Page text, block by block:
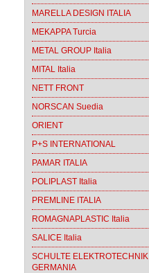
MARELLA DESIGN ITALIA
MEKAPPA Turcia
METAL GROUP Italia
MITAL Italia
NETT FRONT
NORSCAN Suedia
ORIENT
P+S INTERNATIONAL
PAMAR ITALIA
POLIPLAST Italia
PREMLINE ITALIA
ROMAGNAPLASTIC Italia
SALICE Italia
SCHULTE ELEKTROTECHNIK
GERMANIA